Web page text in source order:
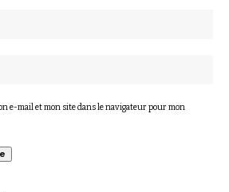
e-mail et mon site dans le navigateur pour mon